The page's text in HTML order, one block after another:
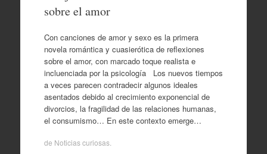
sobre el amor
Con canciones de amor y sexo es la primera
novela romántica y cuasierótica de reflexiones
sobre el amor, con marcado toque realista e
incluenciada por la psicología Los nuevos tiempos
a veces parecen contradecir algunos ideales
asentados debido al crecimiento exponencial de
divorcios, la fragilidad de las relaciones humanas,
el consumismo… En este contexto emerge…
de Noticias curiosas.